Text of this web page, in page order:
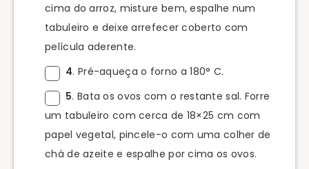
cima do arroz, misture bem, espalhe num
tabuleiro e deixe arrefecer coberto com
película aderente.
4. Pré-aqueça o forno a 180° C.
5. Bata os ovos com o restante sal. Forre
um tabuleiro com cerca de 18×25 cm com
papel vegetal, pincele-o com uma colher de
chá de azeite e espalhe por cima os ovos.